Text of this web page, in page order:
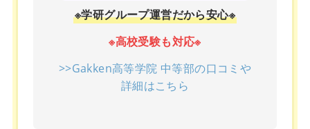
※学研グループ運営だから安心※
※高校受験も対応※
>>Gakken高等学院 中等部の口コミや
詳細はこちら